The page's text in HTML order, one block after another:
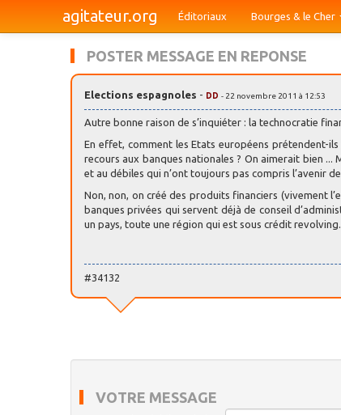
agitateur.org Éditoriaux Bourges & le Cher
POSTER MESSAGE EN REPONSE
Elections espagnoles - DD - 22 novembre 2011 à 12:53
Autre bonne raison de s’inquiéter : la technocratie
En effet, comment les Etats européens prétendent-
recours aux banques nationales ? On aimerait bien
et au débiles qui n’ont toujours pas compris l’avenir
Non, non, on créé des produits financiers (vivement
banques privées qui servent déjà de conseil
un pays, toute une région qui est sous crédit revolving.
#34132
VOTRE MESSAGE